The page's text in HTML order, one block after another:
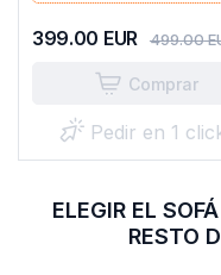
399.00 EUR 499.00
Comprar
Pedir en 1
ELEGIR EL
RESTO